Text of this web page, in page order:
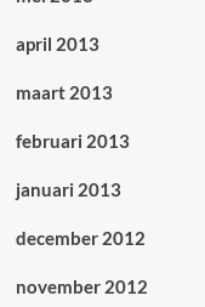
april 2013
maart 2013
februari 2013
januari 2013
december 2012
november 2012